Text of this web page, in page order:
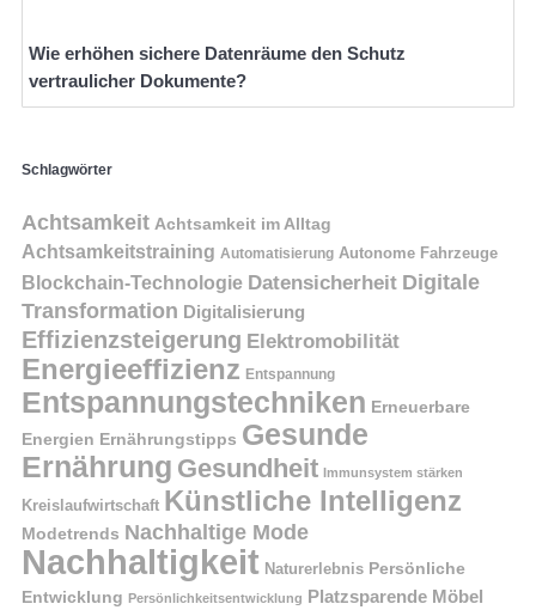
Wie erhöhen sichere Datenräume den Schutz
vertraulicher Dokumente?
Schlagwörter
Achtsamkeit Achtsamkeit im Alltag
Achtsamkeitstraining Automatisierung Autonome Fahrzeuge
Blockchain-Technologie Datensicherheit Digitale
Transformation Digitalisierung
Effizienzsteigerung Elektromobilität
Energieeffizienz Entspannung
Entspannungstechniken Erneuerbare
Energien Ernährungstipps Gesunde
Ernährung Gesundheit Immunsystem stärken
Kreislaufwirtschaft Künstliche Intelligenz
Modetrends Nachhaltige Mode
Nachhaltigkeit Naturerlebnis Persönliche
Entwicklung Persönlichkeitsentwicklung Platzsparende Möbel